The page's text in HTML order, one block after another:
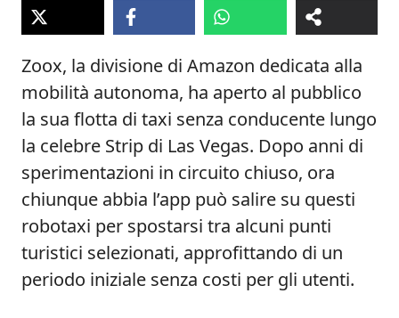
Zoox, la divisione di Amazon dedicata alla
mobilità autonoma, ha aperto al pubblico
la sua flotta di taxi senza conducente lungo
la celebre Strip di Las Vegas. Dopo anni di
sperimentazioni in circuito chiuso, ora
chiunque abbia l’app può salire su questi
robotaxi per spostarsi tra alcuni punti
turistici selezionati, approfittando di un
periodo iniziale senza costi per gli utenti.